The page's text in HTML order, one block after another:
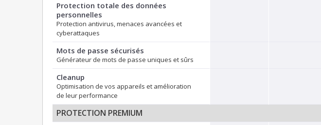
Protection totale des données
personnelles
Protection antivirus, menaces avancées et
cyberattaques
Mots de passe sécurisés
Générateur de mots de passe uniques et sûrs
Cleanup
Optimisation de vos appareils et amélioration
de leur performance
PROTECTION PREMIUM